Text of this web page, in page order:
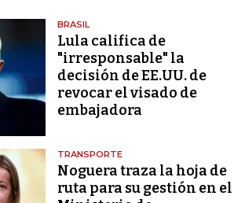
BRASIL
Lula califica de
"irresponsable" la
decisión de EE.UU. de
revocar el visado de
embajadora
TRANSPORTE
Noguera traza la hoja de
ruta para su gestión en el